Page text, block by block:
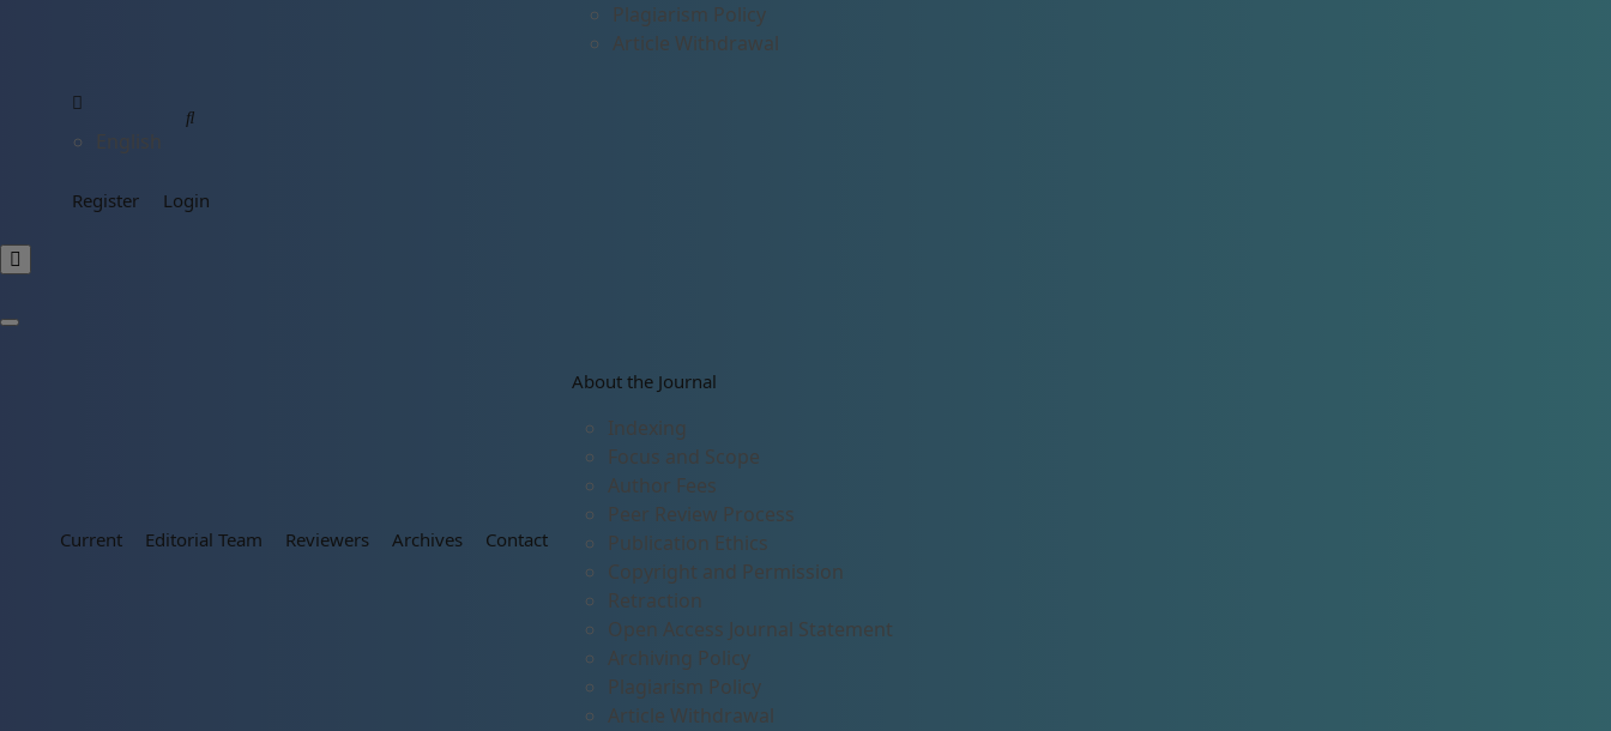
Plagiarism Policy
Article Withdrawal
Register Login
Current Editorial Team Reviewers Archives Contact
About the Journal
Indexing
Focus and Scope
Author Fees
Peer Review Process
Publication Ethics
Copyright and Permission
Retraction
Open Access Journal Statement
Archiving Policy
Plagiarism Policy
Article Withdrawal